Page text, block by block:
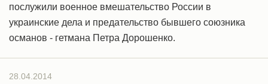
послужили военное вмешательство России в
украинские дела и предательство бывшего союзника
османов - гетмана Петра Дорошенко.
28.04.2014